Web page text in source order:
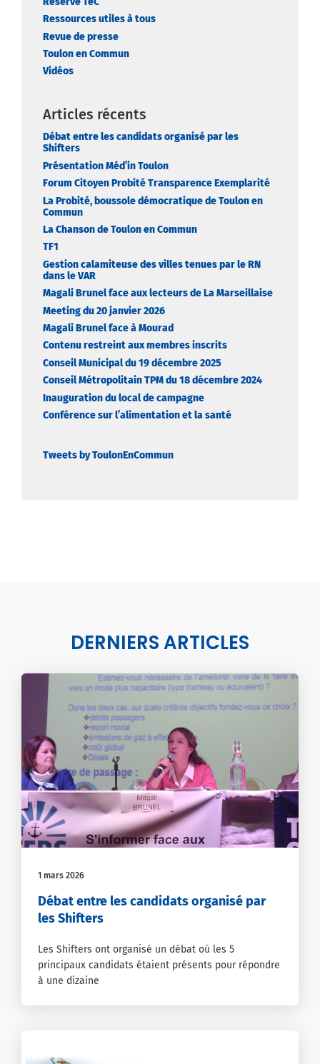
Ressources utiles à tous
Revue de presse
Toulon en Commun
Vidéos
Articles récents
Débat entre les candidats organisé par les
Shifters
Présentation Méd’in Toulon
Forum Citoyen Probité Transparence Exemplarité
La Probité, boussole démocratique de Toulon en
Commun
La Chanson de Toulon en Commun
TF1
Gestion calamiteuse des villes tenues par le RN
dans le VAR
Magali Brunel face aux lecteurs de La Marseillaise
Meeting du 20 janvier 2026
Magali Brunel face à Mourad
Contenu restreint aux membres inscrits
Conseil Municipal du 19 décembre 2025
Conseil Métropolitain TPM du 18 décembre 2024
Inauguration du local de campagne
Conférence sur l’alimentation et la santé
Tweets by ToulonEnCommun
DERNIERS ARTICLES
1 mars 2026
Débat entre les candidats organisé par
les Shifters
Les Shifters ont organisé un débat où les 5
principaux candidats étaient présents pour répondre
à une dizaine